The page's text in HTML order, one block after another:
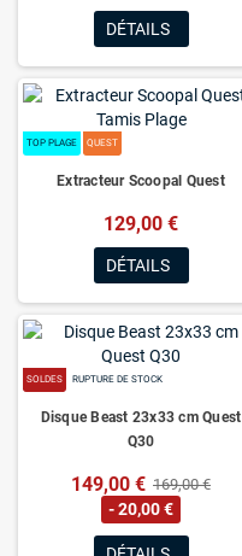
DÉTAILS
TOP PLAGE QUEST
Extracteur Scoopal Quest
129,00 €
DÉTAILS
SOLDES RUPTURE DE STOCK
Disque Beast 23x33 cm Quest
Q30
149,00 € 169,00 €
- 20,00 €